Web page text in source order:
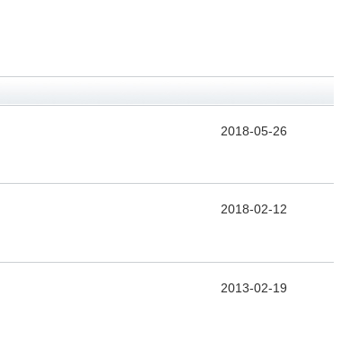
2018-05-26
2018-02-12
2013-02-19